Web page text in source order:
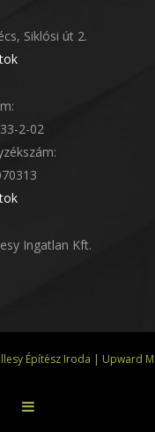
Siklósi út 2.
2-02
Ingatlan Kft.
Építész Iroda Upward